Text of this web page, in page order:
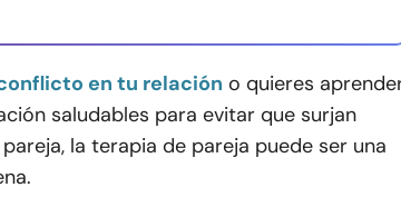
en tu relación o quieres
saludables para evitar que surjan
la terapia de pareja puede ser una